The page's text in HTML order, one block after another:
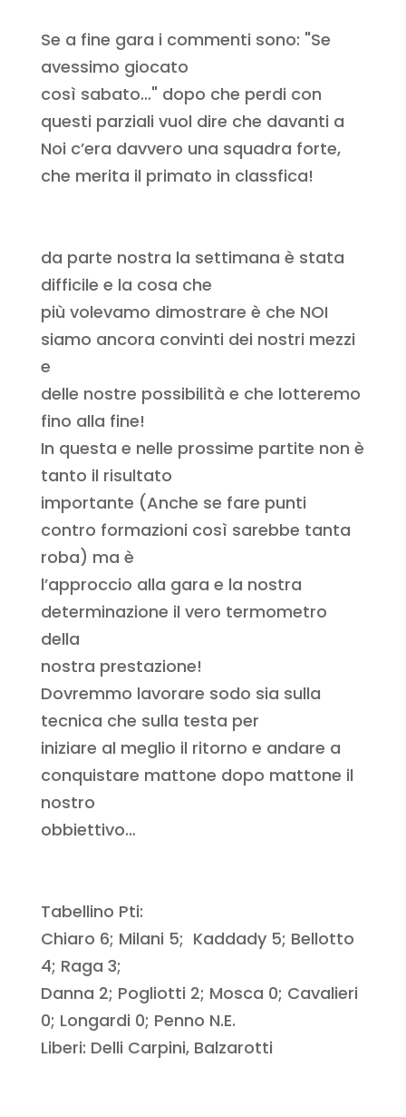
Se a fine gara i commenti sono: "Se
avessimo giocato
così sabato…" dopo che perdi con
questi parziali vuol dire che davanti a
Noi c’era davvero una squadra forte,
che merita il primato in classfica!
da parte nostra la settimana è stata
difficile e la cosa che
più volevamo dimostrare è che NOI
siamo ancora convinti dei nostri mezzi
e
delle nostre possibilità e che lotteremo
fino alla fine!
In questa e nelle prossime partite non è
tanto il risultato
importante (Anche se fare punti
contro formazioni così sarebbe tanta
roba) ma è
l’approccio alla gara e la nostra
determinazione il vero termometro
della
nostra prestazione!
Dovremmo lavorare sodo sia sulla
tecnica che sulla testa per
iniziare al meglio il ritorno e andare a
conquistare mattone dopo mattone il
nostro
obbiettivo…
Tabellino Pti:
Chiaro 6; Milani 5; Kaddady 5; Bellotto
4; Raga 3;
Danna 2; Pogliotti 2; Mosca 0; Cavalieri
0; Longardi 0; Penno N.E.
Liberi: Delli Carpini, Balzarotti